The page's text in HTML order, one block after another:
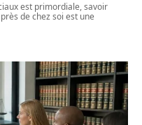
est primordiale, savoir
de chez soi est une